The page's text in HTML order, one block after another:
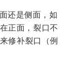
还是侧面，如
正面，裂口不
修补裂口（例